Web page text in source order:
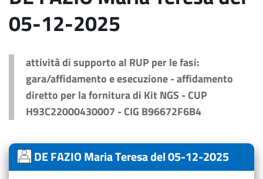
05-12-2025
attività di supporto al RUP per le fasi:
gara/affidamento e esecuzione - affidamento
diretto per la fornitura di Kit NGS - CUP
H93C22000430007 - CIG B96672F6B4
DE FAZIO Maria Teresa del 05-12-2025